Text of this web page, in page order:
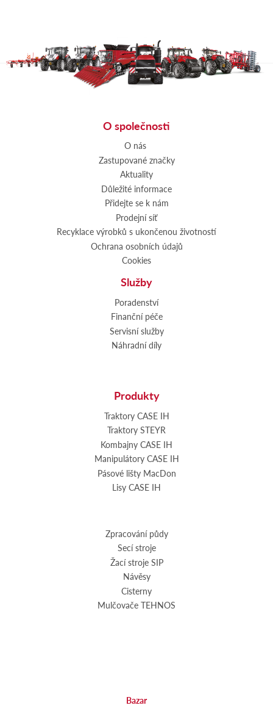
O společnosti
O nás
Zastupované značky
Aktuality
Důležité informace
Přidejte se k nám
Prodejní síť
Recyklace výrobků s ukončenou životností
Ochrana osobních údajů
Cookies
Služby
Poradenství
Finanční péče
Servisní služby
Náhradní díly
Produkty
Traktory CASE IH
Traktory STEYR
Kombajny CASE IH
Manipulátory CASE IH
Pásové lišty MacDon
Lisy CASE IH
Zpracování půdy
Secí stroje
Žací stroje SIP
Návěsy
Cisterny
Mulčovače TEHNOS
Bazar